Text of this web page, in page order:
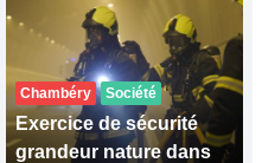
Chambéry Société
Exercice de sécurité
grandeur nature dans